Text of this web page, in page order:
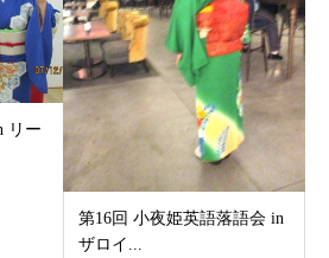
リー
第16回 小夜姫英語落語会 in
ザロイ...